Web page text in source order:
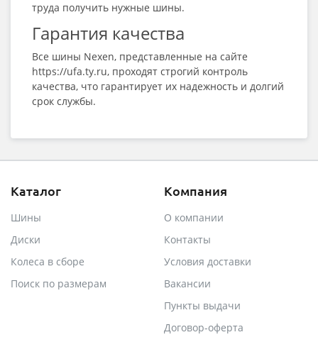
труда получить нужные шины.
Гарантия качества
Все шины Nexen, представленные на сайте
https://ufa.ty.ru, проходят строгий контроль
качества, что гарантирует их надежность и долгий
срок службы.
Каталог
Шины
Диски
Колеса в сборе
Поиск по размерам
Компания
О компании
Контакты
Условия доставки
Вакансии
Пункты выдачи
Договор-оферта